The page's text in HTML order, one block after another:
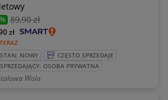
89,90 zł
zł
STAN: NOWY
CZĘSTO SPRZEDAJE
SPRZEDAJĄCY: OSOBA PRYWATNA
Wola